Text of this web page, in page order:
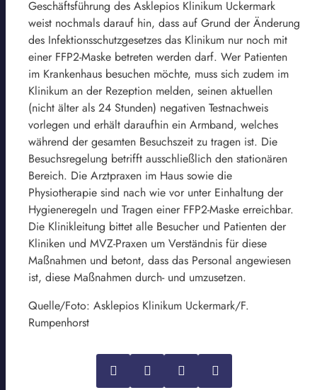
Geschäftsführung des Asklepios Klinikum Uckermark
weist nochmals darauf hin, dass auf Grund der Änderung
des Infektionsschutzgesetzes das Klinikum nur noch mit
einer FFP2-Maske betreten werden darf. Wer Patienten
im Krankenhaus besuchen möchte, muss sich zudem im
Klinikum an der Rezeption melden, seinen aktuellen
(nicht älter als 24 Stunden) negativen Testnachweis
vorlegen und erhält daraufhin ein Armband, welches
während der gesamten Besuchszeit zu tragen ist. Die
Besuchsregelung betrifft ausschließlich den stationären
Bereich. Die Arztpraxen im Haus sowie die
Physiotherapie sind nach wie vor unter Einhaltung der
Hygieneregeln und Tragen einer FFP2-Maske erreichbar.
Die Klinikleitung bittet alle Besucher und Patienten der
Kliniken und MVZ-Praxen um Verständnis für diese
Maßnahmen und betont, dass das Personal angewiesen
ist, diese Maßnahmen durch- und umzusetzen.
Quelle/Foto: Asklepios Klinikum Uckermark/F.
Rumpenhorst